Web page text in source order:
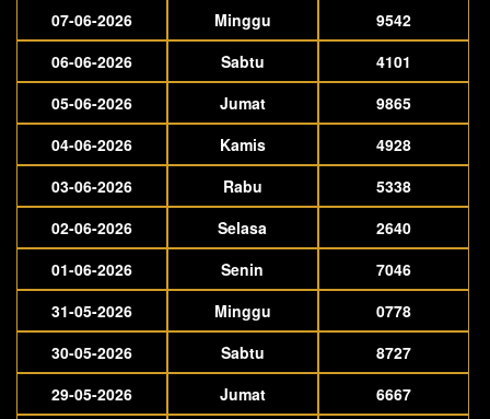
07-06-2026 Minggu
9542
06-06-2026
Sabtu
4101
05-06-2026
Jumat
9865
04-06-2026
Kamis
4928
03-06-2026
Rabu
5338
02-06-2026
Selasa
2640
01-06-2026
Senin
7046
31-05-2026
Minggu
0778
30-05-2026
Sabtu
8727
29-05-2026
Jumat 6667